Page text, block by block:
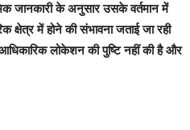
जानकारी के अनुसार उसके वर्तमान में
क्षेत्र में होने की संभावना जताई जा रही
लोकेशन की पुष्टि नहीं की है और